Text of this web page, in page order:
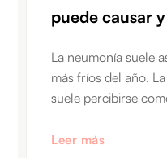
puede causar
La neumonía suele
más fríos del año.
suele percibirse
Leer más